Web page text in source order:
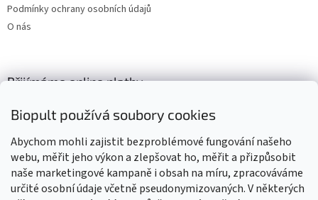
Biopult používá soubory cookies
Abychom mohli zajistit bezproblémové fungování našeho
webu, měřit jeho výkon a zlepšovat ho, měřit a přizpůsobit
naše marketingové kampaně i obsah na míru, zpracováváme
určité osobní údaje včetně pseudonymizovaných. V některých
Podmínky ochrany osobních údajů
O nás
Přijímáme online platby
Výrobky označené BIO jsou certifikované kontrolní organizací CZ-
BIO-003